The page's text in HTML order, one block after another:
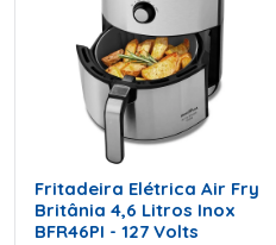
ADICIONAR AO
CARRINHO
Fritadeira Elétrica Air Fry
Britânia 4,6 Litros Inox
BFR46PI - 127 Volts